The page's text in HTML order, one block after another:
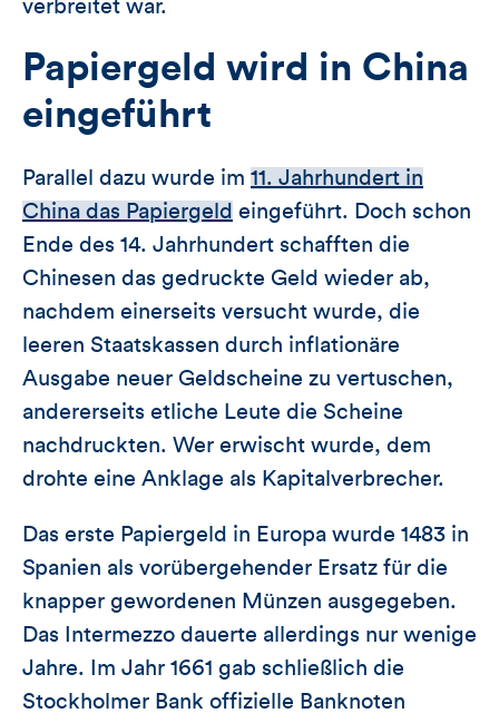
verbreitet war.
Papiergeld wird in China
eingeführt
Parallel dazu wurde im 11. Jahrhundert in
China das Papiergeld eingeführt. Doch schon
Ende des 14. Jahrhundert schafften die
Chinesen das gedruckte Geld wieder ab,
nachdem einerseits versucht wurde, die
leeren Staatskassen durch inflationäre
Ausgabe neuer Geldscheine zu vertuschen,
andererseits etliche Leute die Scheine
nachdruckten. Wer erwischt wurde, dem
drohte eine Anklage als Kapitalverbrecher.
Das erste Papiergeld in Europa wurde 1483 in
Spanien als vorübergehender Ersatz für die
knapper gewordenen Münzen ausgegeben.
Das Intermezzo dauerte allerdings nur wenige
Jahre. Im Jahr 1661 gab schließlich die
Stockholmer Bank offizielle Banknoten